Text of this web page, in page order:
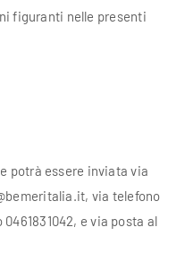
figuranti nelle presenti
potrà essere inviata via
via telefono
e via posta al